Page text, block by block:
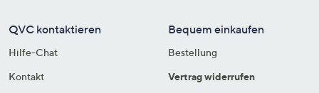
QVC kontaktieren
Hilfe-Chat
Kontakt
Bequem einkaufen
Bestellung
Vertrag widerrufen